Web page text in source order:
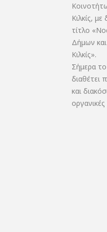
Κιλκίς,
τίτλο
Δήμων
Κιλκίς».
Σήμερα το
διαθέτει
και
οργανικές